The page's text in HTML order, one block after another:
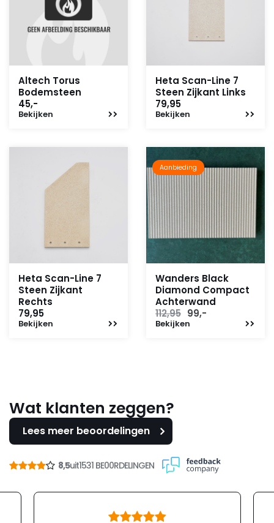
Altech Torus
Bodemsteen
45,-
Bekijken
Heta Scan-Line 7
Steen Zijkant Links
79,95
Bekijken
Heta Scan-Line 7
Steen Zijkant
Rechts
79,95
Bekijken
Aanbieding
Wanders Black
Diamond Compact
Achterwand
112,95 Oorspronkelijke
prijs
99,-
Bekijken
Wat klanten zeggen?
Lees meer beoordelingen
8,5uit1531 BE00RDELINGEN